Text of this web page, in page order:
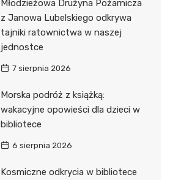
Młodzieżowa Drużyna Pożarnicza
z Janowa Lubelskiego odkrywa
tajniki ratownictwa w naszej
jednostce
7 sierpnia 2026
Morska podróż z książką:
wakacyjne opowieści dla dzieci w
bibliotece
6 sierpnia 2026
Kosmiczne odkrycia w bibliotece